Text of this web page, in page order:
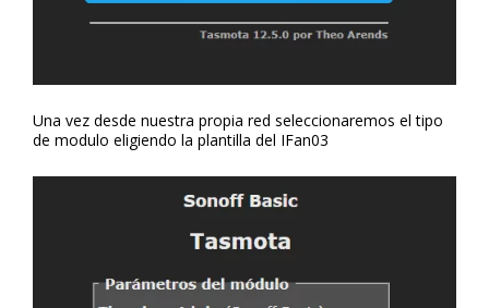
Una vez desde nuestra propia red seleccionaremos el tipo
de modulo eligiendo la plantilla del IFan03